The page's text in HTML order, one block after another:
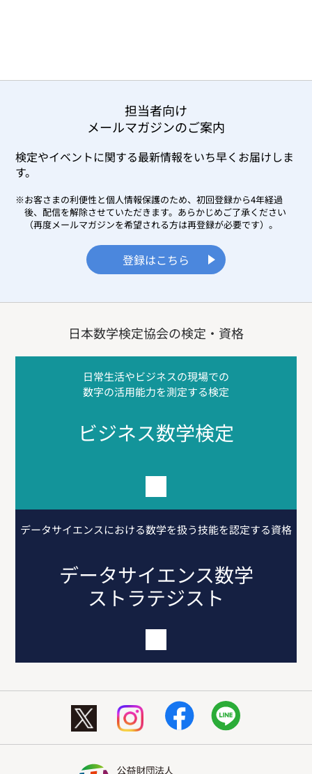
担当者向け
メールマガジンのご案内
検定やイベントに関する最新情報をいち早くお届けしま
す。
※お客さまの利便性と個人情報保護のため、初回登録から4年経過
後、配信を解除させていただきます。 あらかじめご了承ください
（再度メールマガジンを希望される方は再登録が必要です）。
登録はこちら
日本数学検定協会の検定・資格
日常生活やビジネスの現場での
数字の活用能力を測定する検定
ビジネス数学検定
データサイエンスにおける数学を扱う技能を認定する資格
データサイエンス数学
ストラテジスト